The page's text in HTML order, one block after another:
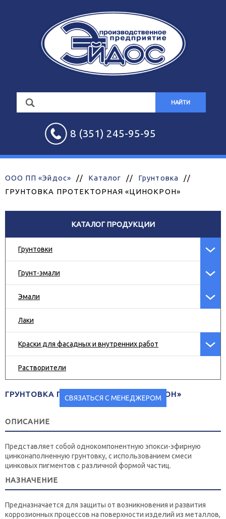
НАЙТИ
8 (351) 245-95-95
ООО ПП «Эйдос» // Каталог // Грунтовка
//
ГРУНТОВКА ПРОТЕКТОРНАЯ «ЦИНОКРОН»
КАТАЛОГ ПРОДУКЦИИ
Грунтовки
Грунт-эмали
Эмали
Лаки
Краски для фасадных и внутренних работ
Растворители
ГРУНТОВКА ПРОТЕКТОРНАЯ «ЦИНОКРОН»
СВЯЗАТЬСЯ С МЕНЕДЖЕРОМ
ОПИСАНИЕ
Представляет собой однокомпонентную эпокси-эфирную
цинконаполненную грунтовку, с использованием смеси
цинковых пигментов с различной формой частиц.
НАЗНАЧЕНИЕ
Предназначается для защиты от возникновения и развития
коррозионных процессов на поверхности изделий из металлов,